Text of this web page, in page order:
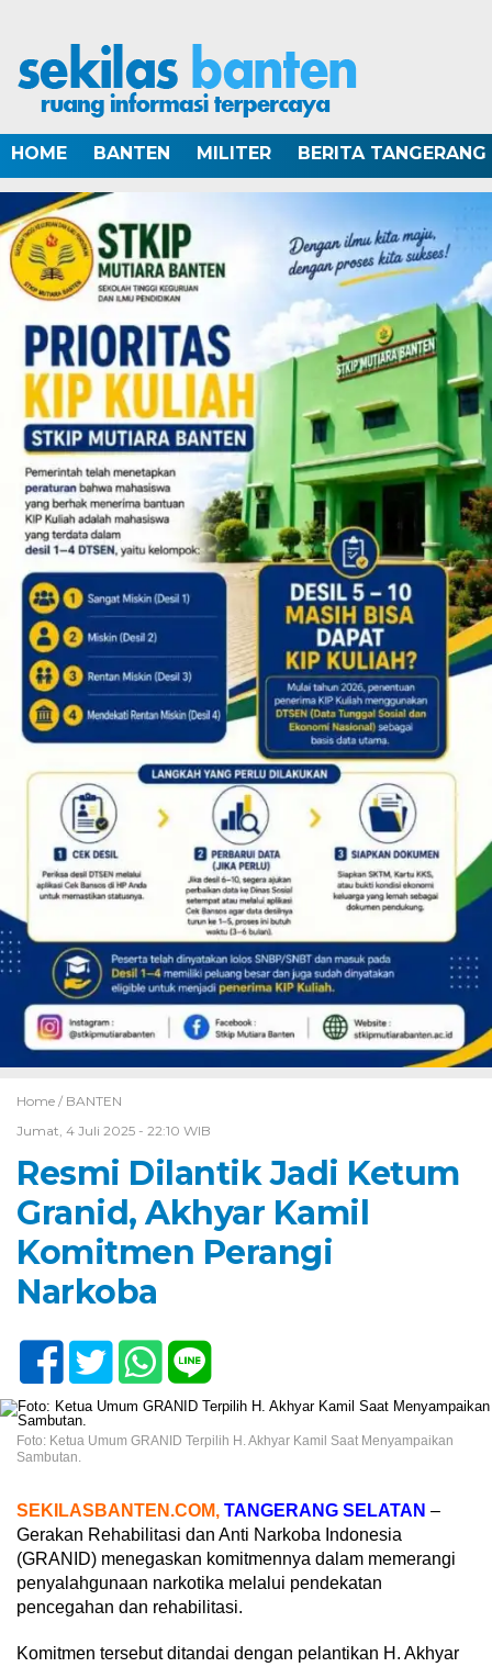
HOME BANTEN MILITER BERITA TANGERANG
Home / BANTEN
Jumat, 4 Juli 2025 - 22:10 WIB
Resmi Dilantik Jadi Ketum
Granid, Akhyar Kamil
Komitmen Perangi
Narkoba
Foto: Ketua Umum GRANID Terpilih H. Akhyar Kamil Saat Menyampaikan
Sambutan.
SEKILASBANTEN.COM, TANGERANG SELATAN –
Gerakan Rehabilitasi dan Anti Narkoba Indonesia
(GRANID) menegaskan komitmennya dalam memerangi
penyalahgunaan narkotika melalui pendekatan
pencegahan dan rehabilitasi.
Komitmen tersebut ditandai dengan pelantikan H. Akhyar